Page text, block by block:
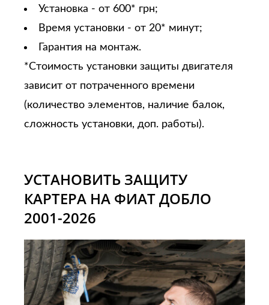
УСТАНОВИТЬ ЗАЩИТУ
КАРТЕРА НА ФИАТ ДОБЛО
2001-2026
Установка - от 600* грн;
Время установки - от 20* минут;
Гарантия на монтаж.
*Стоимость установки защиты двигателя
зависит от потраченного времени
(количество элементов, наличие балок,
сложность установки, доп. работы).